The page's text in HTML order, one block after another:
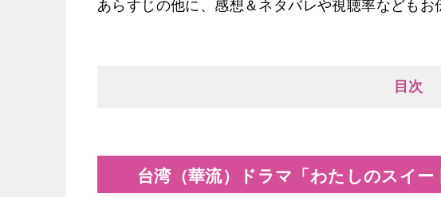
あらすじの他に、感想＆ネタバレや視聴率などもお
目次
台湾（華流）ドラマ「わたしのスイ